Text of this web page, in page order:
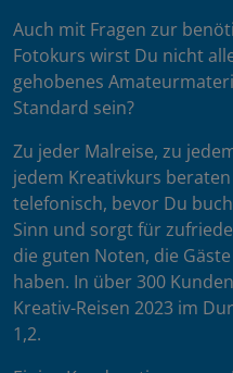
Auch mit Fragen zur
Fotokurs wirst Du nicht
gehobenes
Standard sein?
Zu jeder Malreise, zu
jedem Kreativkurs
telefonisch, bevor Du
Sinn und sorgt für
die guten Noten, die
haben. In über 300
Kreativ-Reisen 2023 im
1,2.